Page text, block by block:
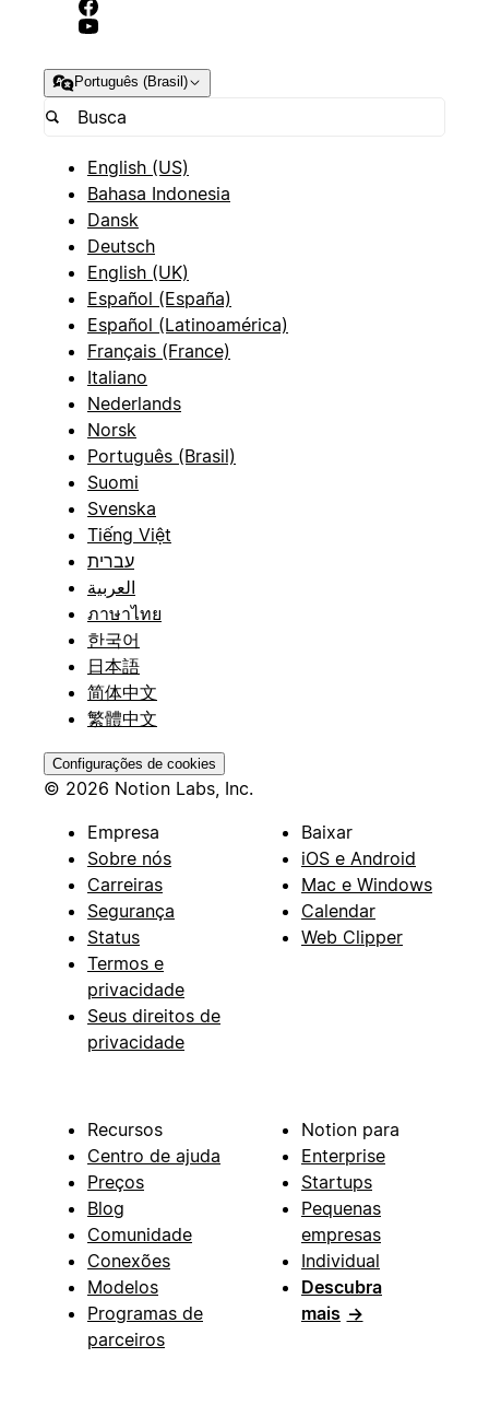
Português (Brasil)
English (US)
Bahasa Indonesia
Dansk
Deutsch
English (UK)
Español (España)
Español (Latinoamérica)
Français (France)
Italiano
Nederlands
Norsk
Português (Brasil)
Suomi
Svenska
Tiếng Việt
עברית
العربية
ภาษาไทย
한국어
日本語
简体中文
繁體中文
Configurações de cookies
© 2026 Notion Labs, Inc.
Empresa
Sobre nós
Carreiras
Segurança
Status
Termos e
privacidade
Seus direitos de
privacidade
Baixar
iOS e Android
Mac e Windows
Calendar
Web Clipper
Recursos
Centro de ajuda
Preços
Blog
Comunidade
Conexões
Modelos
Programas de
parceiros
Notion para
Enterprise
Startups
Pequenas
empresas
Individual
Descubra
mais →